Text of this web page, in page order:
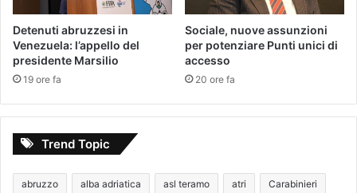
Detenuti abruzzesi in
Venezuela: l’appello del
presidente Marsilio
19 ore fa
Sociale, nuove assunzioni
per potenziare Punti unici di
accesso
20 ore fa
Trend Topic
abruzzo alba adriatica asl teramo atri Carabinieri